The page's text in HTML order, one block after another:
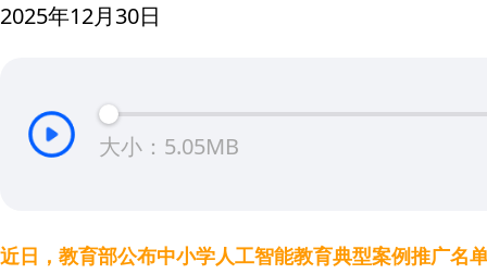
2025年12月30日
大小：5.05MB
近日，教育部公布中小学人工智能教育典型案例推广名